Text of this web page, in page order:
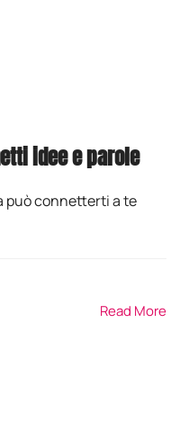
idee e parole
può connetterti a te
Read More